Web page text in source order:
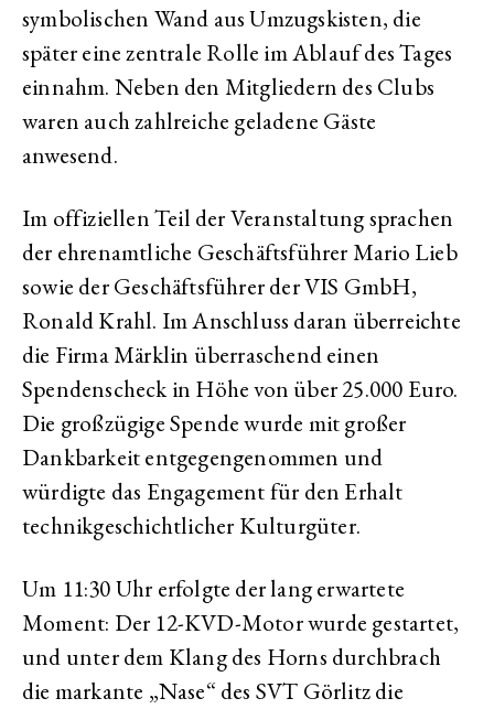
symbolischen Wand aus Umzugskisten, die
später eine zentrale Rolle im Ablauf des Tages
einnahm. Neben den Mitgliedern des Clubs
waren auch zahlreiche geladene Gäste
anwesend.
Im offiziellen Teil der Veranstaltung sprachen
der ehrenamtliche Geschäftsführer Mario Lieb
sowie der Geschäftsführer der VIS GmbH,
Ronald Krahl. Im Anschluss daran überreichte
die Firma Märklin überraschend einen
Spendenscheck in Höhe von über 25.000 Euro.
Die großzügige Spende wurde mit großer
Dankbarkeit entgegengenommen und
würdigte das Engagement für den Erhalt
technikgeschichtlicher Kulturgüter.
Um 11:30 Uhr erfolgte der lang erwartete
Moment: Der 12-KVD-Motor wurde gestartet,
und unter dem Klang des Horns durchbrach
die markante „Nase“ des SVT Görlitz die